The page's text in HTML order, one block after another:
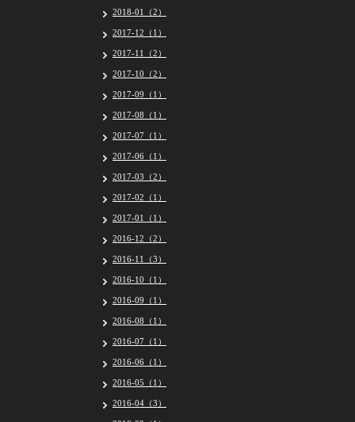
2018-01（2）
2017-12（1）
2017-11（2）
2017-10（2）
2017-09（1）
2017-08（1）
2017-07（1）
2017-06（1）
2017-03（2）
2017-02（1）
2017-01（1）
2016-12（2）
2016-11（3）
2016-10（1）
2016-09（1）
2016-08（1）
2016-07（1）
2016-06（1）
2016-05（1）
2016-04（3）